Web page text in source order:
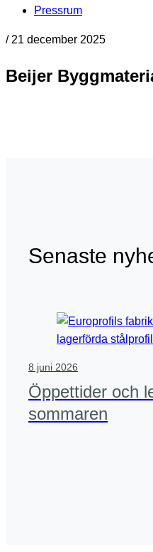
Pressrum
/ 21 december 2025
Beijer
Senaste
8 juni 2026
Öppettider och
sommaren